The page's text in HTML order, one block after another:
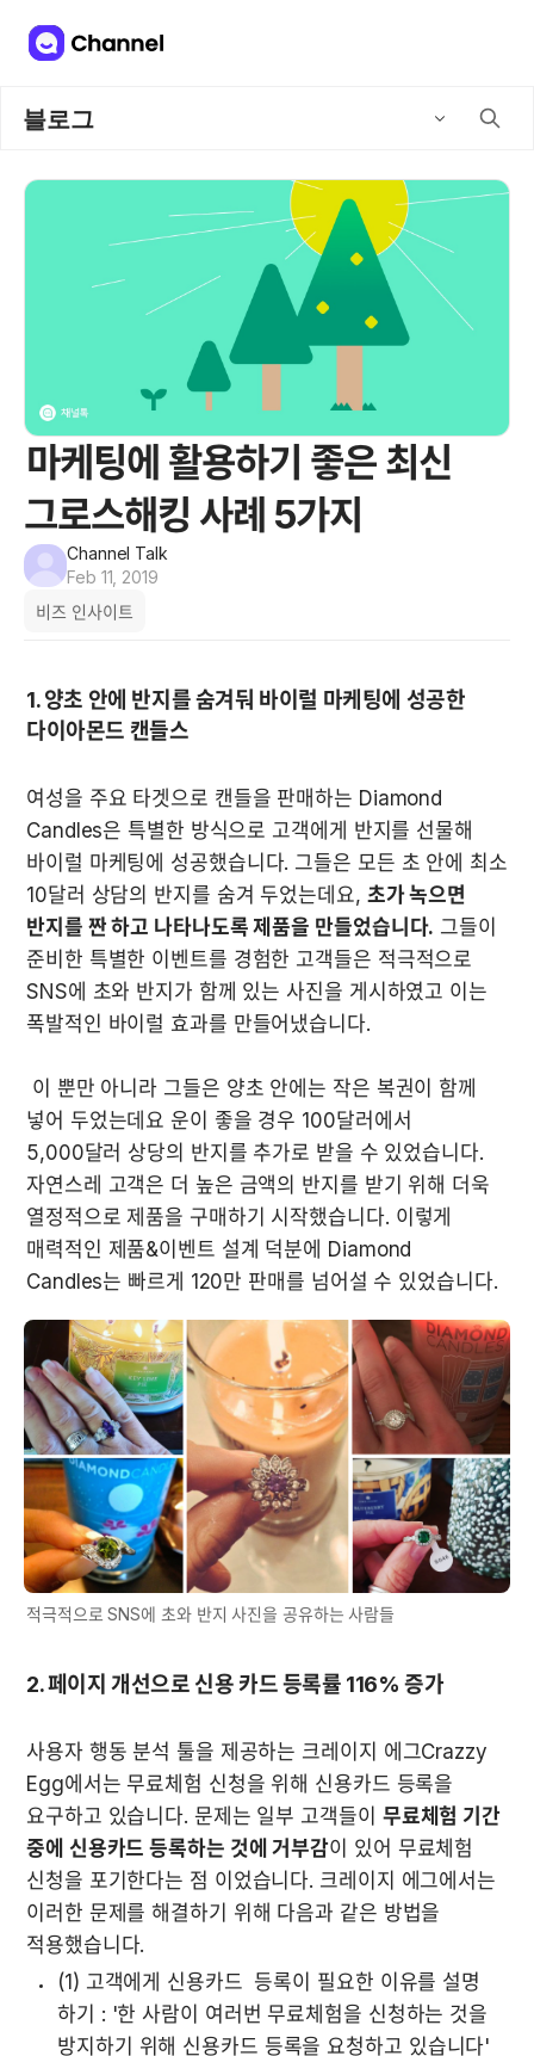
블로그
마케팅에 활용하기 좋은 최신
그로스해킹 사례 5가지
Channel Talk
Feb 11, 2019
비즈 인사이트
1. 양초 안에 반지를 숨겨둬 바이럴 마케팅에 성공한
다이아몬드 캔들스
여성을 주요 타겟으로 캔들을 판매하는 Diamond
Candles은 특별한 방식으로 고객에게 반지를 선물해
바이럴 마케팅에 성공했습니다. 그들은 모든 초 안에 최소
10달러 상담의 반지를 숨겨 두었는데요, 초가 녹으면
반지를 짠 하고 나타나도록 제품을 만들었습니다. 그들이
준비한 특별한 이벤트를 경험한 고객들은 적극적으로
SNS에 초와 반지가 함께 있는 사진을 게시하였고 이는
넣어 두었는데요 운이 좋을 경우 100달러에서
5,000달러 상당의 반지를 추가로 받을 수 있었습니다.
자연스레 고객은 더 높은 금액의 반지를 받기 위해 더욱
열정적으로 제품을 구매하기 시작했습니다. 이렇게
매력적인 제품&이벤트 설계 덕분에 Diamond
적극적으로 SNS에 초와 반지 사진을 공유하는 사람들
사용자 행동 분석 툴을 제공하는 크레이지 에그Crazzy
Egg에서는 무료체험 신청을 위해 신용카드 등록을
요구하고 있습니다. 문제는 일부 고객들이 무료체험 기간
중에 신용카드 등록하는 것에 거부감이 있어 무료체험
신청을 포기한다는 점 이었습니다. 크레이지 에그에서는
이러한 문제를 해결하기 위해 다음과 같은 방법을
적용했습니다.
(1) 고객에게 신용카드  등록이 필요한 이유를 설명
하기 : '한 사람이 여러번 무료체험을 신청하는 것을
방지하기 위해 신용카드 등록을 요청하고 있습니다'